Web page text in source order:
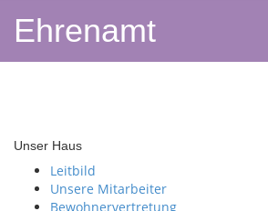
Ehrenamt
Unser Haus
Leitbild
Unsere Mitarbeiter
Bewohnervertretung